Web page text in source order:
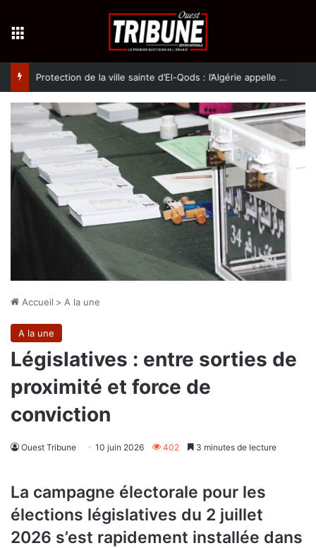
Protection de la ville sainte d’El-Qods : l’Algérie appelle à une action collective
Accueil > A la une
A la une
Législatives : entre sorties de
proximité et force de
conviction
Ouest Tribune 10 juin 2026 402 3 minutes de lecture
La campagne électorale pour les
élections législatives du 2 juillet
2026 s’est rapidement installée dans